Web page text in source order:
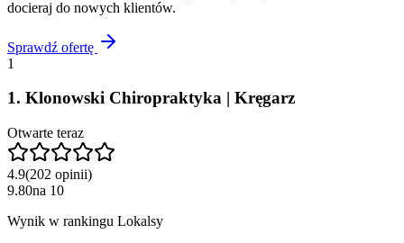
docieraj do nowych klientów.
Sprawdź ofertę
1
1. Klonowski Chiropraktyka | Kręgarz
Otwarte teraz
4.9(202 opinii)
9.80na 10
Wynik w rankingu Lokalsy